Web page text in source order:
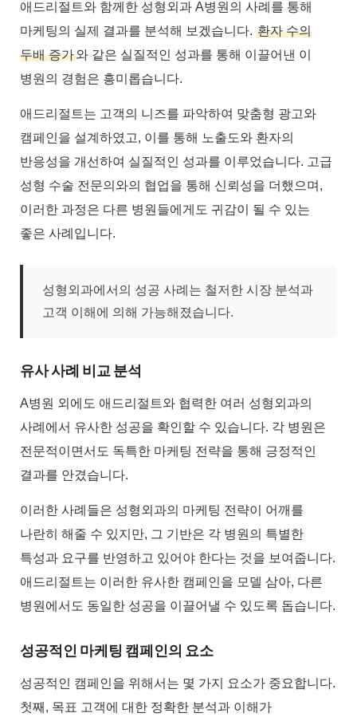
애드리절트와 함께한 성형외과 A병원의 사례를 통해
마케팅의 실제 결과를 분석해 보겠습니다. 환자 수의
두배 증가와 같은 실질적인 성과를 통해 이끌어낸 이
병원의 경험은 흥미롭습니다.
애드리절트는 고객의 니즈를 파악하여 맞춤형 광고와
캠페인을 설계하였고, 이를 통해 노출도와 환자의
반응성을 개선하여 실질적인 성과를 이루었습니다. 고급
성형 수술 전문의와의 협업을 통해 신뢰성을 더했으며,
이러한 과정은 다른 병원들에게도 귀감이 될 수 있는
좋은 사례입니다.
성형외과에서의 성공 사례는 철저한 시장 분석과
고객 이해에 의해 가능해졌습니다.
유사 사례 비교 분석
A병원 외에도 애드리절트와 협력한 여러 성형외과의
사례에서 유사한 성공을 확인할 수 있습니다. 각 병원은
전문적이면서도 독특한 마케팅 전략을 통해 긍정적인
결과를 안겼습니다.
이러한 사례들은 성형외과의 마케팅 전략이 어깨를
나란히 해줄 수 있지만, 그 기반은 각 병원의 특별한
특성과 요구를 반영하고 있어야 한다는 것을 보여줍니다.
애드리절트는 이러한 유사한 캠페인을 모델 삼아, 다른
병원에서도 동일한 성공을 이끌어낼 수 있도록 돕습니다.
성공적인 마케팅 캠페인의 요소
성공적인 캠페인을 위해서는 몇 가지 요소가 중요합니다.
첫째, 목표 고객에 대한 정확한 분석과 이해가